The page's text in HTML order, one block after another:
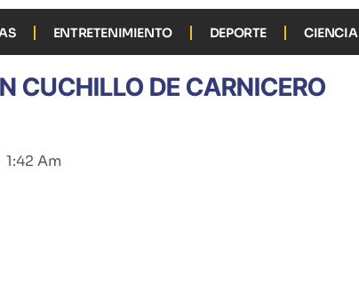
ENTRETENIMIENTO DEPORTE CIENCIA
CUCHILLO DE CARNICERO
1:42 Am